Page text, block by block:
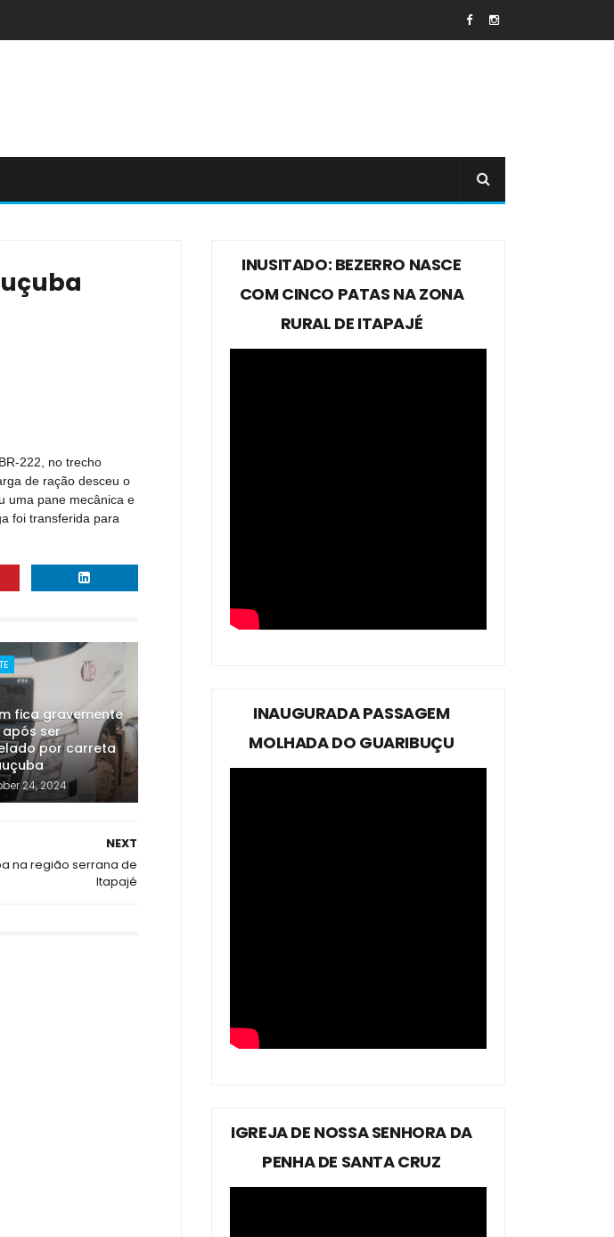
222, no trecho
de ração desceu o
uma pane mecânica e
foi transferida para
fica gravemente
ser
por carreta
24, 2024
NEXT
na região serrana de
Itapajé
INUSITADO: BEZERRO NASCE
COM CINCO PATAS NA ZONA
RURAL DE ITAPAJÉ
INAUGURADA PASSAGEM
MOLHADA DO GUARIBUÇU
IGREJA DE NOSSA SENHORA DA
PENHA DE SANTA CRUZ